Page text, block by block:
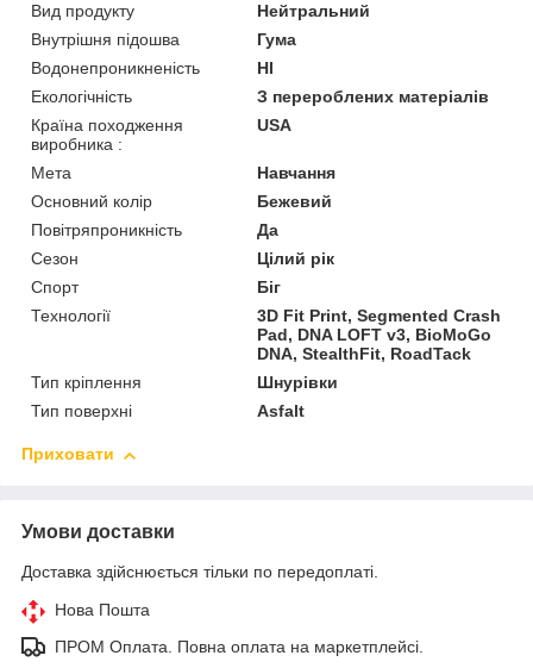
Вид продукту
Нейтральний
Внутрішня підошва
Гума
Водонепроникненість
HI
Екологічність
З перероблених матеріалів
Країна походження
виробника :
USA
Мета
Навчання
Основний колір
Бежевий
Повітряпроникність
Да
Сезон
Цілий рік
Спорт
Біг
Технології
3D Fit Print, Segmented Crash
Pad, DNA LOFT v3, BioMoGo
DNA, StealthFit, RoadTack
Тип кріплення
Шнурівки
Тип поверхні
Asfalt
Приховати
Умови доставки
Доставка здійснюється тільки по передоплаті.
Нова Пошта
ПРОМ Оплата. Повна оплата на маркетплейсі.